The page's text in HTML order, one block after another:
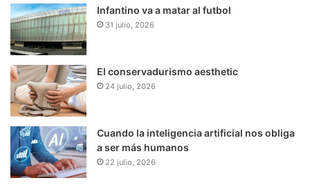
Infantino va a matar al futbol
31 julio, 2026
El conservadurismo aesthetic
24 julio, 2026
Cuando la inteligencia artificial nos obliga
a ser más humanos
22 julio, 2026